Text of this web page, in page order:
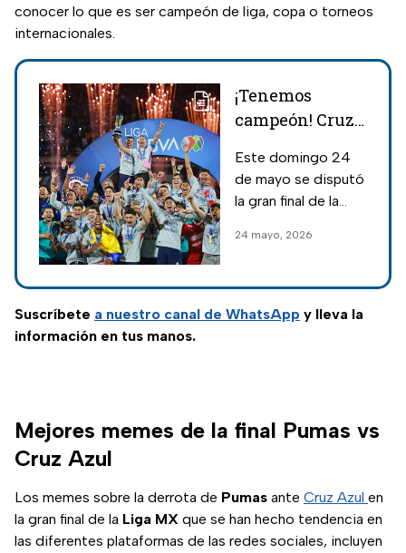
conocer lo que es ser campeón de liga, copa o torneos
internacionales.
¡Tenemos
campeón! Cruz
en el Clausura
2026 de la Liga
Este domingo 24
de mayo se disputó
la gran final de la
Pumas vs Cruz Azul;
juego, hay nuevo
campeón del futbol
24 mayo, 2026
Suscríbete a nuestro canal de WhatsApp y lleva la
información en tus manos.
Mejores memes de la final Pumas vs
Cruz Azul
Los memes sobre la derrota de Pumas ante Cruz Azul en
la gran final de la Liga MX que se han hecho tendencia en
las diferentes plataformas de las redes sociales, incluyen